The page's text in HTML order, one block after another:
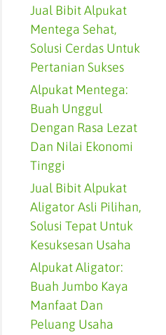
Jual Bibit Alpukat
Mentega Sehat,
Solusi Cerdas Untuk
Pertanian Sukses
Alpukat Mentega:
Buah Unggul
Dengan Rasa Lezat
Dan Nilai Ekonomi
Tinggi
Jual Bibit Alpukat
Aligator Asli Pilihan,
Solusi Tepat Untuk
Kesuksesan Usaha
Alpukat Aligator:
Buah Jumbo Kaya
Manfaat Dan
Peluang Usaha